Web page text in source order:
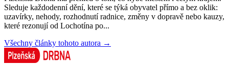
Sleduje každodenní dění, které se týká obyvatel přímo a bez oklik:
uzavírky, nehody, rozhodnutí radnice, změny v dopravě nebo kauzy,
které rezonují od Lochotína po...
Všechny články tohoto autora →